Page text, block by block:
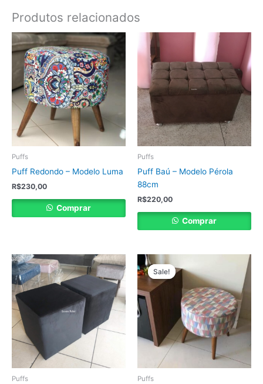
Produtos relacionados
Puffs
Puff Redondo – Modelo Luma
R$230,00
Comprar
Puffs
Puff Baú – Modelo Pérola
88cm
R$220,00
Comprar
Puffs
Sale!
Sale!
Puffs
preço
original
R$230,00.
atual
é:
R$190,00.